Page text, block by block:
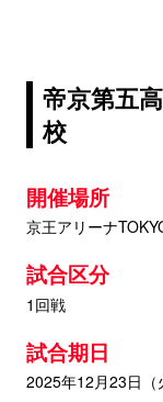
帝京第五
校
開催場所
京王アリーナ
試合区分
1回戦
試合期日
2025年12月23日（